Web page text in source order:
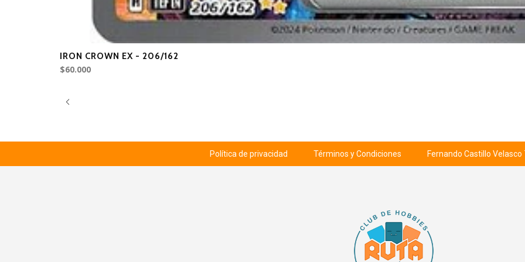
IRON CROWN EX - 206/162
$60.000
Política de privacidad Términos y Condiciones Fernando Castillo Velasco